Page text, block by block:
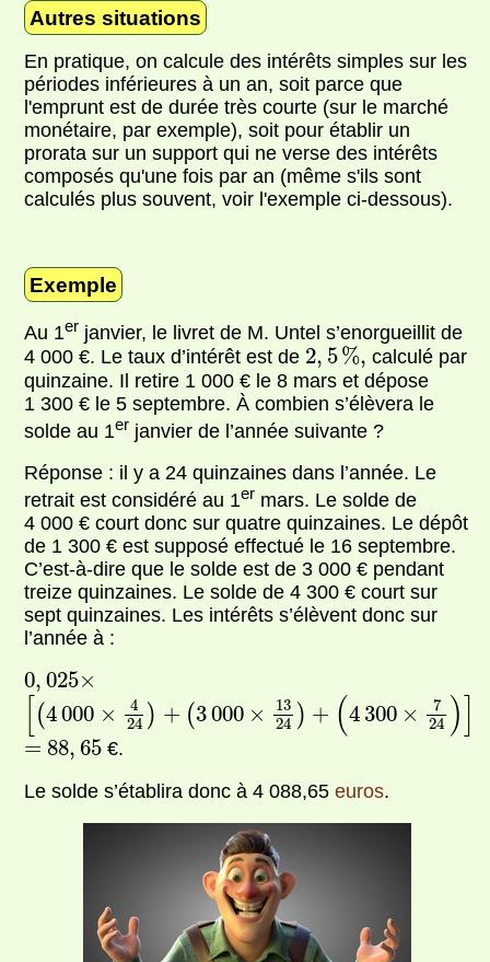
Autres situations
En pratique, on calcule des intérêts simples sur les
périodes inférieures à un an, soit parce que
l'emprunt est de durée très courte (sur le marché
monétaire, par exemple), soit pour établir un
prorata sur un support qui ne verse des intérêts
composés qu'une fois par an (même s'ils sont
calculés plus souvent, voir l'exemple ci-dessous).
Exemple
Au 1er janvier, le livret de M. Untel s’enorgueillit de
4 000 €. Le taux d’intérêt est de 2, 5%,
2, 5%, calculé par
quinzaine. Il retire 1 000 € le 8 mars et dépose
1 300 € le 5 septembre. À combien s’élèvera le
solde au 1er janvier de l’année suivante ?
Réponse : il y a 24 quinzaines dans l’année. Le
retrait est considéré au 1er mars. Le solde de
4 000 € court donc sur quatre quinzaines. Le dépôt
de 1 300 € est supposé effectué le 16 septembre.
C’est-à-dire que le solde est de 3 000 € pendant
treize quinzaines. Le solde de 4 300 € court sur
sept quinzaines. Les intérêts s’élèvent donc sur
l’année à :
0, 025×
0 025×
(4000 ×
4
24 ) + (3000 ×
13
24 ) + (4 300 ×
7
24 )
[(4000× 24 24) 300 ]
=
= 88, 65
88 65€.
Le solde s’établira donc à 4 088,65euros.